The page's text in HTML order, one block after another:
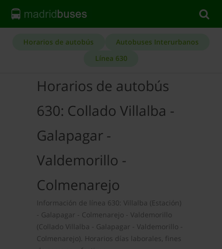
Horarios de autobús
Autobuses Interurbanos
Línea 630
Horarios de autobús
630: Collado Villalba -
Galapagar -
Valdemorillo -
Colmenarejo
Información de línea 630: Villalba (Estación)
- Galapagar - Colmenarejo - Valdemorillo
(Collado Villalba - Galapagar - Valdemorillo -
Colmenarejo). Horarios días laborales, fines